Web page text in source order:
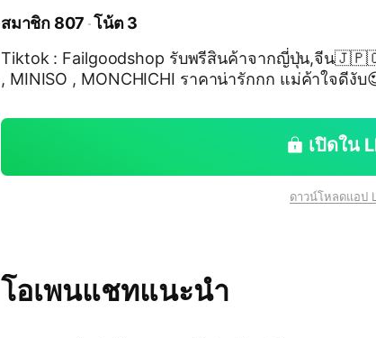
สมาชิก 807 โน้ต 3
Tiktok : Failgoodshop รับพรีสินค้าจากญี่ปุ่น,จีน
, MINISO , MONCHICHI ราคาน่ารักกก แม่ค้าใจดีงับ
เปิดใน
ดาวน์โหลดแอป
โอเพนแชทแนะนำ